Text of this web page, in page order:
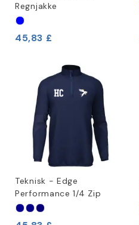
Regnjakke
45,83 £
Teknisk - Edge
Performance 1/4 Zip